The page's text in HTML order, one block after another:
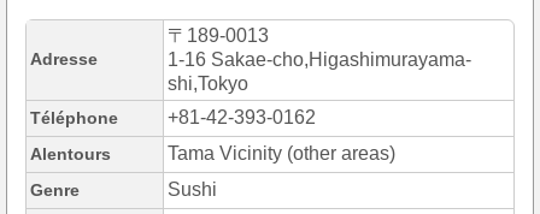
Adresse
〒189-0013
1-16 Sakae-cho,Higashimurayama-
shi,Tokyo
Téléphone +81-42-393-0162
Alentours Tama Vicinity (other areas)
Genre Sushi